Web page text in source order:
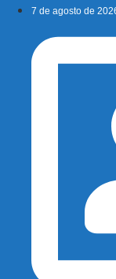
conteúdo
7 de agosto de